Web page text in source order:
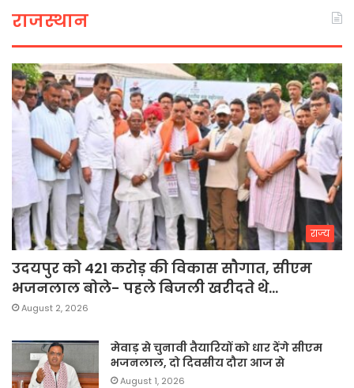
राजस्थान
राज्य
उदयपुर को 421 करोड़ की विकास सौगात, सीएम
भजनलाल बोले- पहले बिजली खरीदते थे…
August 2, 2026
मेवाड़ से चुनावी तैयारियों को धार देंगे सीएम
भजनलाल, दो दिवसीय दौरा आज से
August 1, 2026